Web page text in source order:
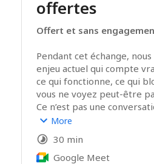
offertes
Offert et sans
Pendant cet échange,
enjeu actuel qui compte
ce qui fonctionne, ce qui
vous ne voyez peut-être
Ce n’est pas une
C’est une conversation de
Et la suite ?
quand nous avançons
More
30 min
Google Meet